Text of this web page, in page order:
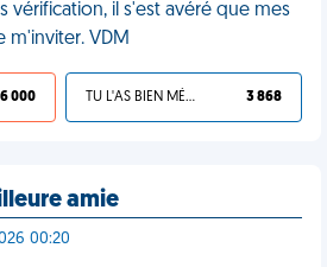
vérification, il s'est avéré que mes
m'inviter. VDM
000 TU L'AS BIEN MÉRITÉ 3 868
amie
00:20